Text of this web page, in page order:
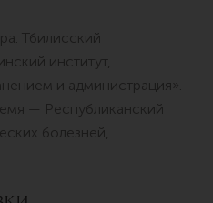
Тбилисский
институт,
и администрация».
— Республиканский
болезней,